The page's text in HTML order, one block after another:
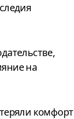
на
комфорт